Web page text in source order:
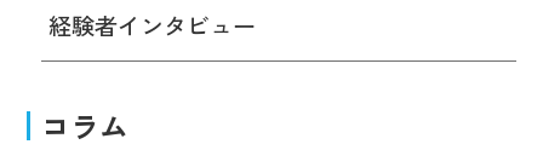
経験者インタビュー
コラム